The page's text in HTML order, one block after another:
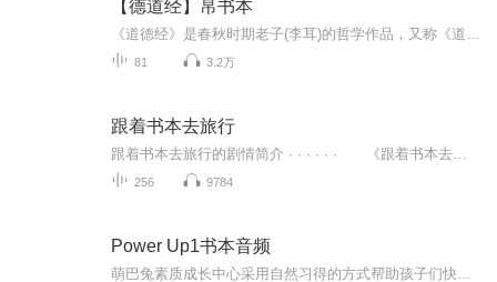
【德道经】帛书本
81 3.2万
跟着书本去旅行
256 9784
Power Up1书本音频